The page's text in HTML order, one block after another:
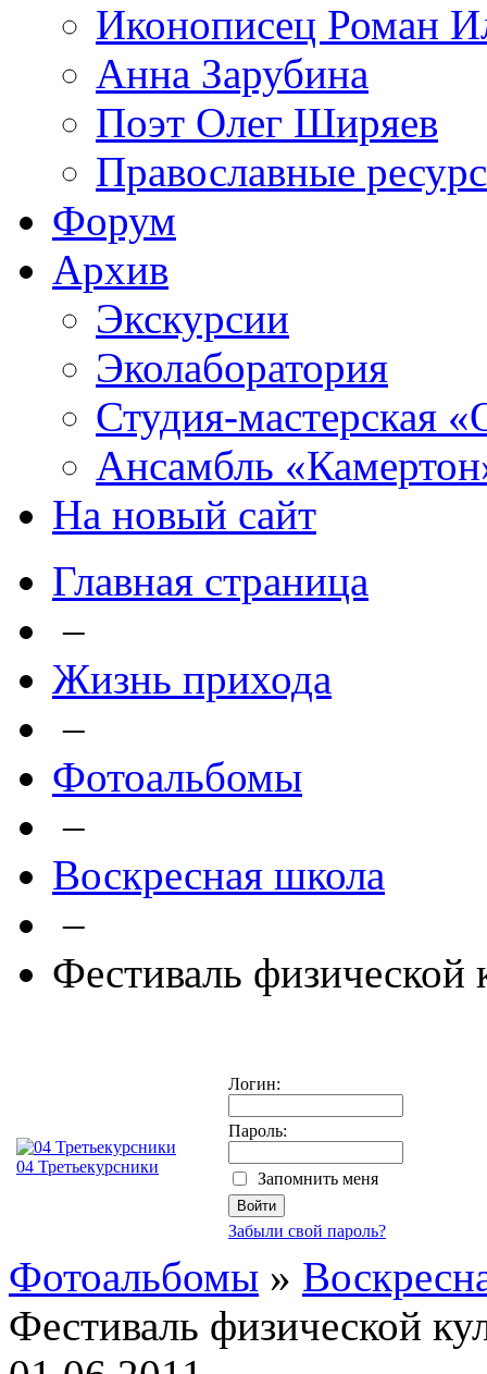
Иконописец Роман
Анна Зарубина
Поэт Олег Ширяев
Православные
Форум
Архив
Экскурсии
Эколаборатория
Студия-мастерская
Ансамбль
На новый сайт
Главная страница
–
Жизнь прихода
–
Фотоальбомы
–
Воскресная школа
–
Фестиваль физической
04 Третьекурсники
Логин:
Пароль:
Запомнить меня
Забыли свой пароль?
Фотоальбомы »
Фестиваль физической